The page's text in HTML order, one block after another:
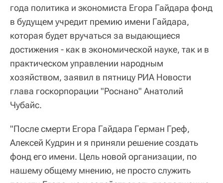
года политика и экономиста Егора Гайдара фонд
в будущем учредит премию имени Гайдара,
которая будет вручаться за выдающиеся
достижения - как в экономической науке, так и в
практическом управлении народным
хозяйством, заявил в пятницу РИА Новости
глава госкорпорации "Роснано" Анатолий
Чубайс.
"После смерти Егора Гайдара Герман Греф,
Алексей Кудрин и я приняли решение создать
фонд его имени. Цель новой организации, по
нашему общему мнению, не просто служить